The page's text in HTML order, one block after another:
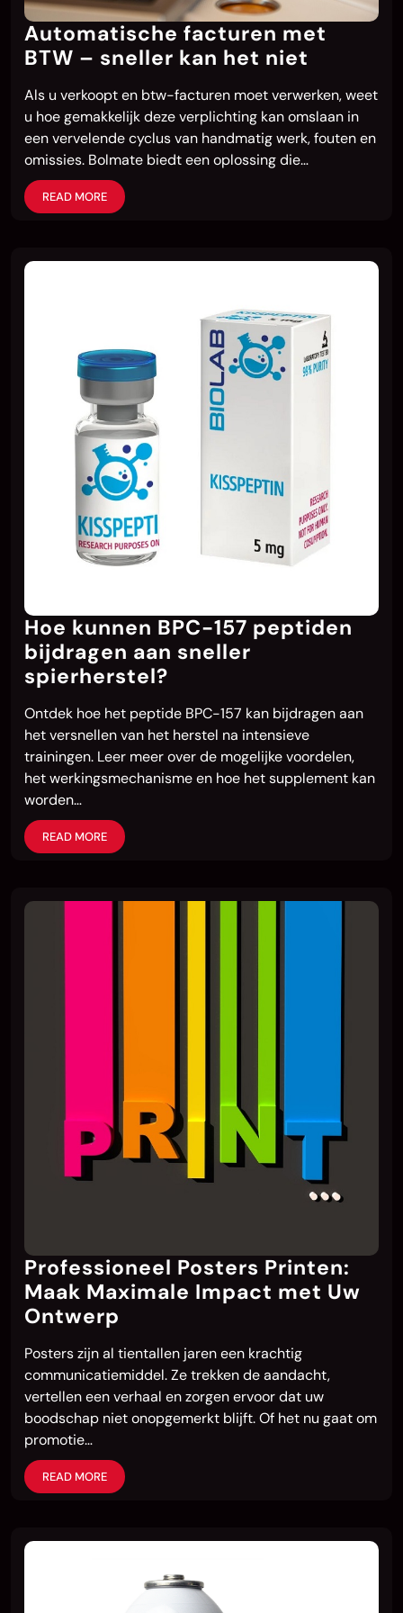
Automatische facturen met
BTW – sneller kan het niet
Als u verkoopt en btw-facturen moet verwerken, weet
u hoe gemakkelijk deze verplichting kan omslaan in
een vervelende cyclus van handmatig werk, fouten en
omissies. Bolmate biedt een oplossing die…
READ MORE
Hoe kunnen BPC-157 peptiden
bijdragen aan sneller
spierherstel?
Ontdek hoe het peptide BPC-157 kan bijdragen aan
het versnellen van het herstel na intensieve
trainingen. Leer meer over de mogelijke voordelen,
het werkingsmechanisme en hoe het supplement kan
worden…
READ MORE
Professioneel Posters Printen:
Maak Maximale Impact met Uw
Ontwerp
Posters zijn al tientallen jaren een krachtig
communicatiemiddel. Ze trekken de aandacht,
vertellen een verhaal en zorgen ervoor dat uw
boodschap niet onopgemerkt blijft. Of het nu gaat om
promotie…
READ MORE